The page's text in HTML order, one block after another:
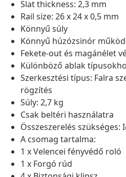
Slat thickness: 2,3 mm
Rail size: 26 x 24 x 0,5 mm
Könnyű súly
Könnyű húzózsinór
Fekete-out és magánélet
Különböző ablak
Szerkesztési típus: Falra
rögzítés
Súly: 2,7 kg
Csak beltéri használatra
Összeszerelés szükséges:
A csomag tartalma:
1 x Velencei fényvédő roló
1 x Forgó rúd